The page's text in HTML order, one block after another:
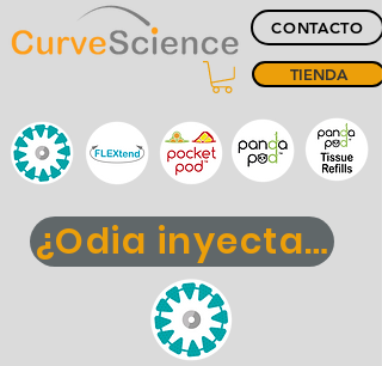
CONTACTO
TIENDA
¿Odia inyectarse?